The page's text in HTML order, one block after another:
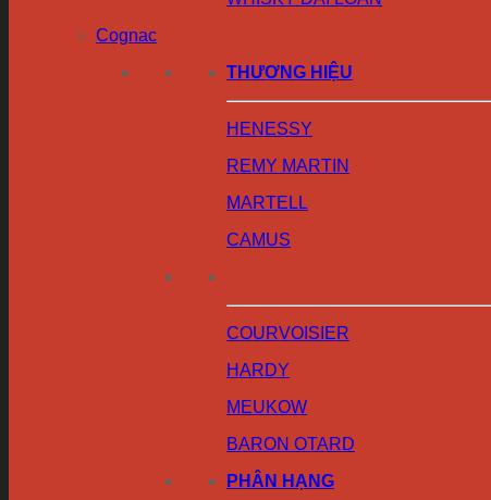
Cognac
THƯƠNG HIỆU
HENESSY
REMY MARTIN
MARTELL
CAMUS
COURVOISIER
HARDY
MEUKOW
BARON OTARD
PHÂN HẠNG